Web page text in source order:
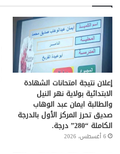
إعلان نتيجة امتحانات الشهادة
الابتدائية بولاية نهر النيل
والطالبة ايمان عبد الوهاب
صدیق تحرز المركز الأول بالدرجة
الكاملة “280” درجة.
6 أغسطس، 2026